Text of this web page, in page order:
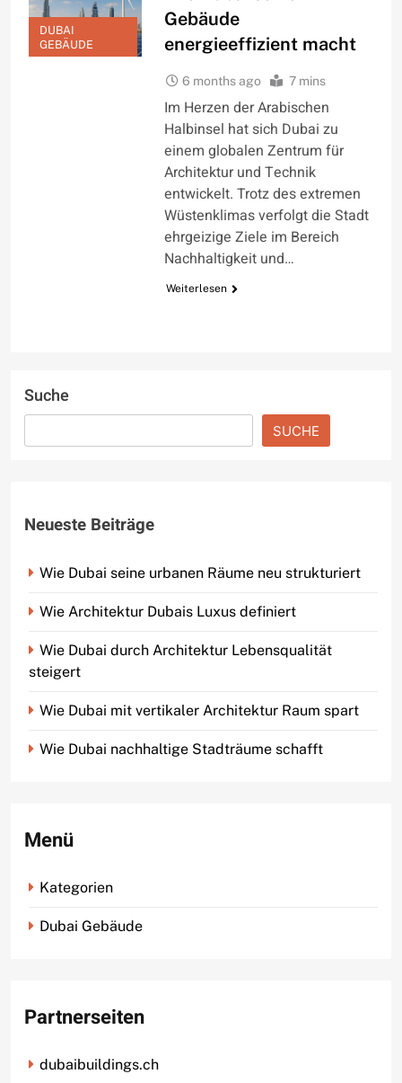
DUBAI
GEBÄUDE
Gebäude
energieeffizient macht
6 months ago 7 mins
Im Herzen der Arabischen
Halbinsel hat sich Dubai zu
einem globalen Zentrum für
Architektur und Technik
entwickelt. Trotz des extremen
Wüstenklimas verfolgt die Stadt
ehrgeizige Ziele im Bereich
Nachhaltigkeit und…
Weiterlesen
Suche
SUCHE
Neueste Beiträge
Wie Dubai seine urbanen Räume neu strukturiert
Wie Architektur Dubais Luxus definiert
Wie Dubai durch Architektur Lebensqualität
steigert
Wie Dubai mit vertikaler Architektur Raum spart
Wie Dubai nachhaltige Stadträume schafft
Menü
Kategorien
Dubai Gebäude
Partnerseiten
dubaibuildings.ch